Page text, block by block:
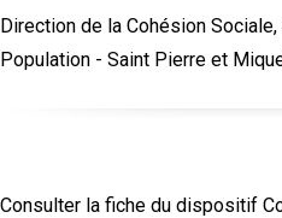
Direction de la Cohésion
Population - Saint Pierre et
Consulter la fiche du dispositif